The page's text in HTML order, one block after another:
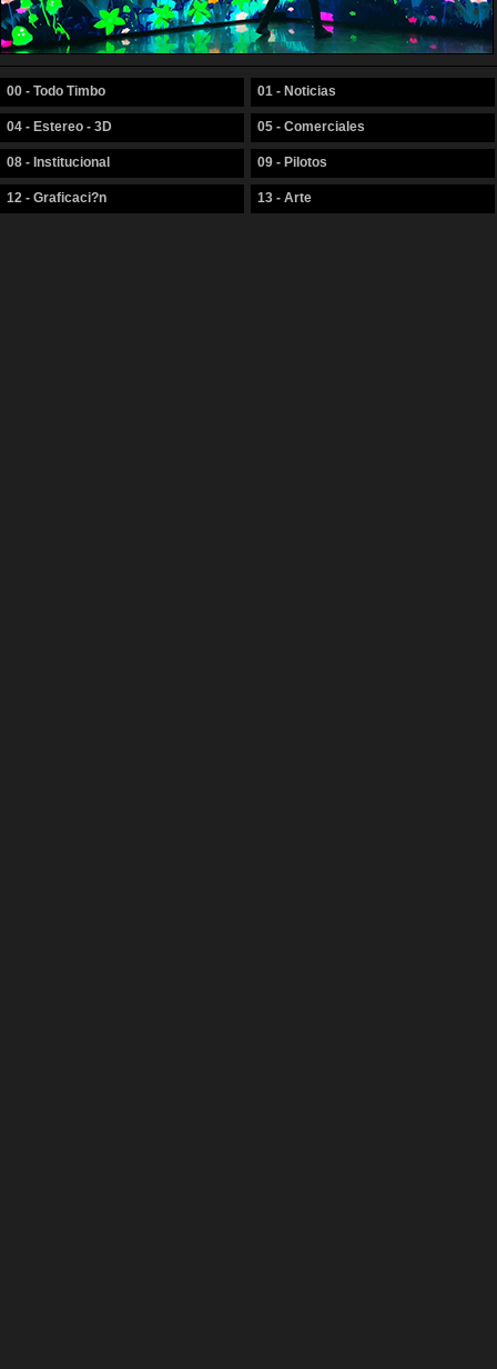
00 - Todo Timbo 01 - Noticias
04 - Estereo - 3D 05 - Comerciales
08 - Institucional 09 - Pilotos
12 - Graficaci?n 13 - Arte